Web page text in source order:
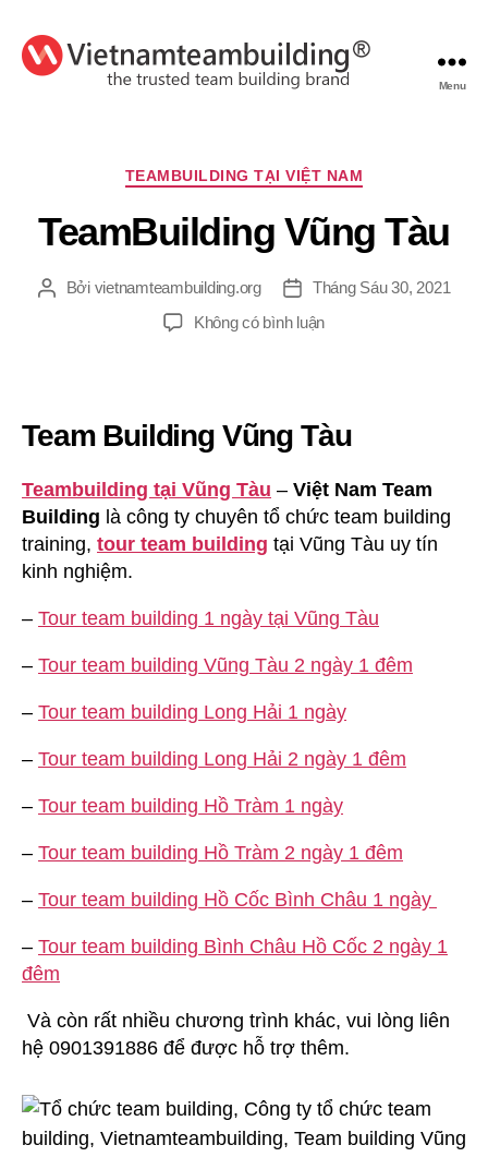
Menu
Chuyên
TEAMBUILDING TẠI VIỆT NAM
TeamBuilding Vũng Tàu
TácBởi vietnamteambuilding.org
Ngày
đăng
Tháng Sáu 30, 2021
Không có bình luậnở
Team Building Vũng Tàu
Teambuilding tại Vũng Tàu – Việt Nam Team
Building là công ty chuyên tổ chức team building
training, tour team building tại Vũng Tàu uy tín
kinh nghiệm.
– Tour team building 1 ngày tại Vũng Tàu
– Tour team building Vũng Tàu 2 ngày 1 đêm
– Tour team building Long Hải 1 ngày
– Tour team building Long Hải 2 ngày 1 đêm
– Tour team building Hồ Tràm 1 ngày
– Tour team building Hồ Tràm 2 ngày 1 đêm
– Tour team building Hồ Cốc Bình Châu 1 ngày
– Tour team building Bình Châu Hồ Cốc 2 ngày 1
đêm
Và còn rất nhiều chương trình khác, vui lòng liên
hệ 0901391886 để được hỗ trợ thêm.